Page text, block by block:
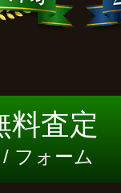
料査定
フォーム